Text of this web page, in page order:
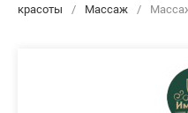
красоты
/ Массаж /